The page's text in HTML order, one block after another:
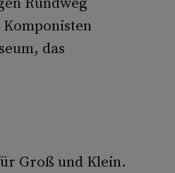
das
Groß und Klein.